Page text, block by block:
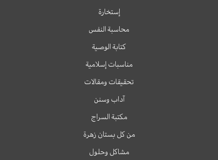
إستخارة
محاسبة النفس
كتابة الوصية
مناسبات إسلامية
تحقيقات ومقالات
آداب وسنن
مكتبة السراج
من كل بستان زهرة
مشاكل وحلول